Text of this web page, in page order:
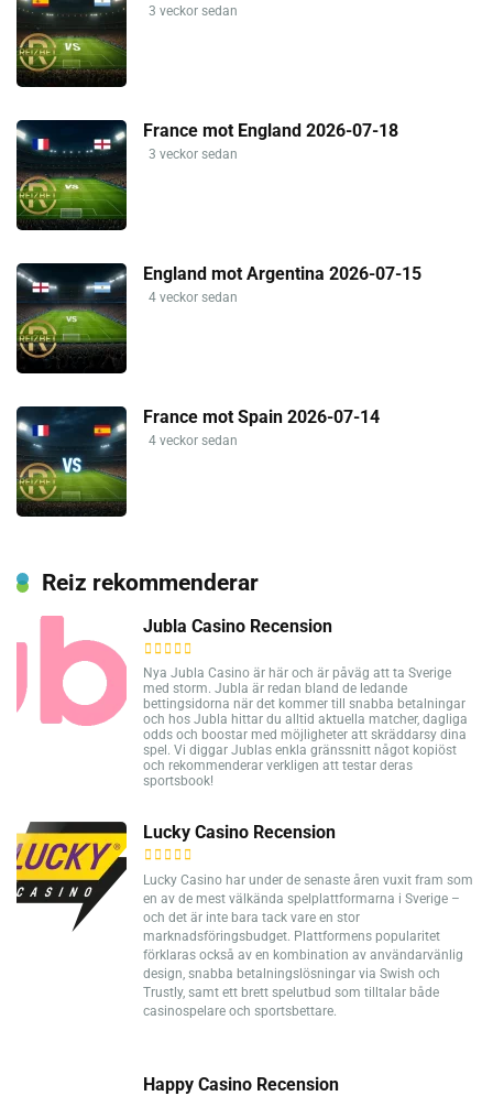
3 veckor sedan
France mot England 2026-07-18
3 veckor sedan
England mot Argentina 2026-07-15
4 veckor sedan
France mot Spain 2026-07-14
4 veckor sedan
Reiz rekommenderar
Jubla Casino Recension
Nya Jubla Casino är här och är påväg att ta Sverige
med storm. Jubla är redan bland de ledande
bettingsidorna när det kommer till snabba betalningar
och hos Jubla hittar du alltid aktuella matcher, dagliga
odds och boostar med möjligheter att skräddarsy dina
spel. Vi diggar Jublas enkla gränssnitt något kopiöst
och rekommenderar verkligen att testar deras
sportsbook!
Lucky Casino Recension
Lucky Casino har under de senaste åren vuxit fram som
en av de mest välkända spelplattformarna i Sverige –
och det är inte bara tack vare en stor
marknadsföringsbudget. Plattformens popularitet
förklaras också av en kombination av användarvänlig
design, snabba betalningslösningar via Swish och
Trustly, samt ett brett spelutbud som tilltalar både
casinospelare och sportsbettare.
Happy Casino Recension